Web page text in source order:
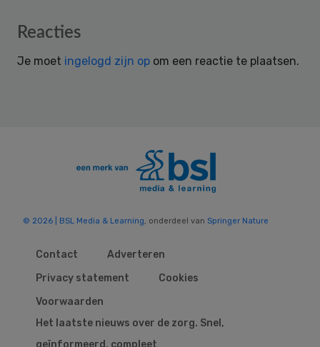
Reader
Reacties
Je moet ingelogd zijn op om een reactie te plaatsen.
© 2026 | BSL Media & Learning, onderdeel van Springer Nature
Contact
Adverteren
Privacy statement
Cookies
Voorwaarden
Het laatste nieuws over de zorg. Snel,
geïnformeerd, compleet